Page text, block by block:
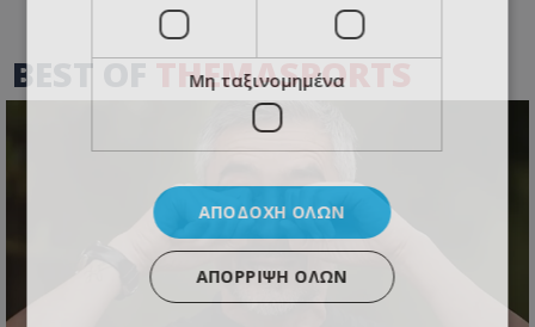
BEST OFTHEMASPORTS
Μη ταξινομημένα
ΑΠΟΔΟΧΉ ΌΛΩΝ
ΑΠΌΡΡΙΨΗ ΌΛΩΝ